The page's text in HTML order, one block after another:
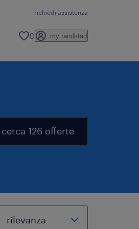
richiedi assistenza
0 my randstad
cerca 126 offerte